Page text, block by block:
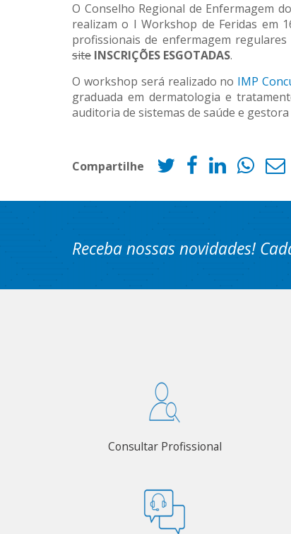
O Conselho Regional de Enfermagem
realizam o I Workshop de Feridas em
profissionais de enfermagem
site INSCRIÇÕES ESGOTADAS.
O workshop será realizado no IMP
graduada em dermatologia e
auditoria de sistemas de saúde e
Compartilhe
Receba nossas novidades!
Consultar Profissional